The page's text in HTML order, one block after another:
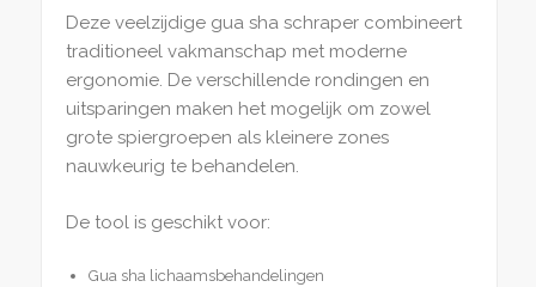
Deze veelzijdige gua sha schraper combineert
traditioneel vakmanschap met moderne
ergonomie. De verschillende rondingen en
uitsparingen maken het mogelijk om zowel
grote spiergroepen als kleinere zones
nauwkeurig te behandelen.
De tool is geschikt voor:
Gua sha lichaamsbehandelingen